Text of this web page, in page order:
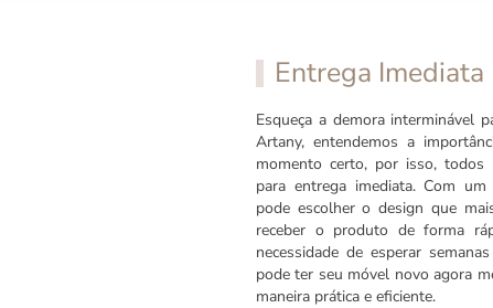
Entrega Imediata
Esqueça a demora interminável
Artany, entendemos a
momento certo, por isso,
para entrega imediata. Com
pode escolher o design que
receber o produto de forma
necessidade de esperar
pode ter seu móvel novo agora
maneira prática e eficiente.